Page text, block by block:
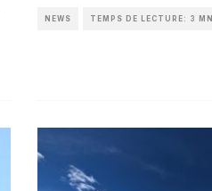
NEWS TEMPS DE LECTURE: 3 MN